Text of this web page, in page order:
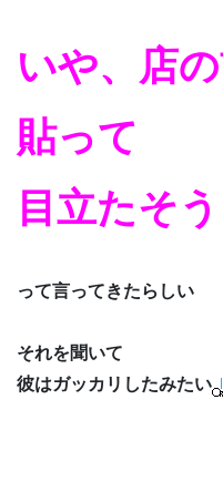
いや、店
貼って
目立たそ
って言ってきたらしい
それを聞いて
彼はガッカリしたみたい